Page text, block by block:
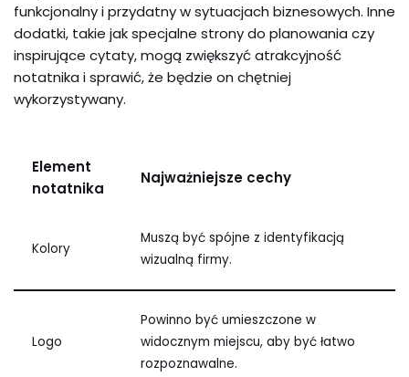
funkcjonalny i przydatny w sytuacjach biznesowych. Inne
dodatki, takie jak specjalne strony do planowania czy
inspirujące cytaty, mogą zwiększyć atrakcyjność
notatnika i sprawić, że będzie on chętniej
wykorzystywany.
Element
notatnika
Najważniejsze cechy
Kolory
Muszą być spójne z identyfikacją
wizualną firmy.
Logo
Powinno być umieszczone w
widocznym miejscu, aby być łatwo
rozpoznawalne.